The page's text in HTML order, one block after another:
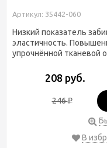
Артикул: 35442-060
Низкий показатель
эластичность.
упрочнённой тканевой
208 руб.
246₽
В